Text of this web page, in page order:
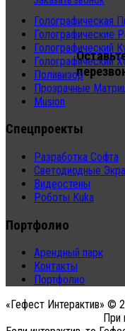
Голографическая
Голографические
Голографический
Голографический
Поливизор
Прозрачные
Musion
Спецпроекты
Разработка Софта
Светодиодные
Видеостены
Роботы Kuka
Портфолио
Арендный парк
Контакты
Портфолио
«Гефест Интерактив» ©
При